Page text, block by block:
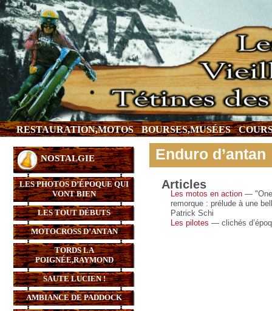
RESTAURATION,MOTOS BOURSES,MUSÉES
NOSTALGIE
LES PHOTOS D’ÉPOQUE QUI
VONT BIEN
LES TOUT DÉBUTS
MOTOCROSS D’ANTAN
TORDS LA
POIGNÉE,RAYMOND
SAUTE LUCIEN !
AMBIANCE DE PADDOCK
Enduro d’antan
Articles
Les motos en action — "One
remorque : prélude à une
Patrick Schi
Les pilotes — clichés